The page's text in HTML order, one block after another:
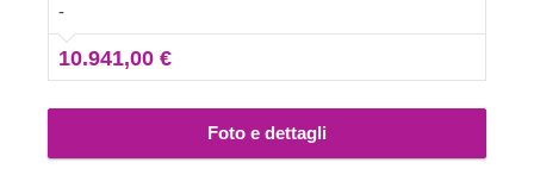
deposito.
-
10.941,00 €
Foto e dettagli